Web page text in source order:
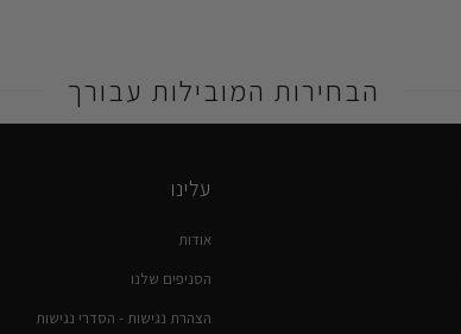
הבחירות המובילות עבורך
עלינו
אודות
הסניפים שלנו
הצהרת נגישות - הסדרי נגישות